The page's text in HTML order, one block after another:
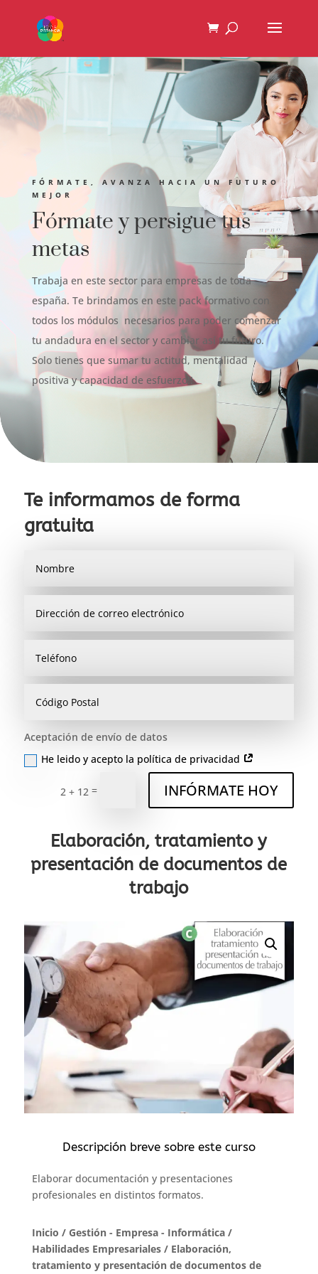
FÓRMATE, AVANZA HACIA UN FUTURO
MEJOR
Fórmate y persigue tus
metas
Trabaja en este sector para empresas de toda
españa. Te brindamos en este pack formativo con
todos los módulos necesarios para poder comenzar
tu andadura en el sector y cambiar así tu futuro.
Solo tienes que sumar tu actitud, mentalidad
positiva y capacidad de esfuerzo!!
Te informamos de forma
gratuita
Aceptación de envío de datos
He leido y acepto la política de privacidad
2 + 12 = INFÓRMATE HOY
Elaboración, tratamiento y
presentación de documentos de
trabajo
Descripción breve sobre este curso
Elaborar documentación y presentaciones
profesionales en distintos formatos.
Inicio / Gestión - Empresa - Informática/
Habilidades Empresariales/ Elaboración,
tratamiento y presentación de documentos de